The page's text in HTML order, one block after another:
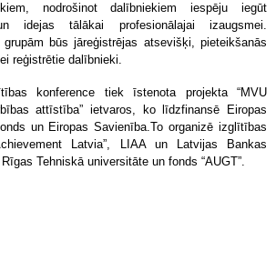
nodrošinot dalībniekiem iespēju iegūt
idejas tālākai profesionālajai izaugsmei.
būs jāreģistrējas atsevišķi, pieteikšanās
reģistrētie dalībnieki.
konference tiek īstenota projekta “MVU
attīstība” ietvaros, ko līdzfinansē Eiropas
un Eiropas Savienība.To organizē izglītības
Latvia”, LIAA un Latvijas Bankas
Tehniskā universitāte un fonds “AUGT”.